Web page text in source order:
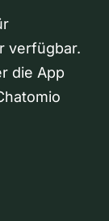
verfügbar.
die App